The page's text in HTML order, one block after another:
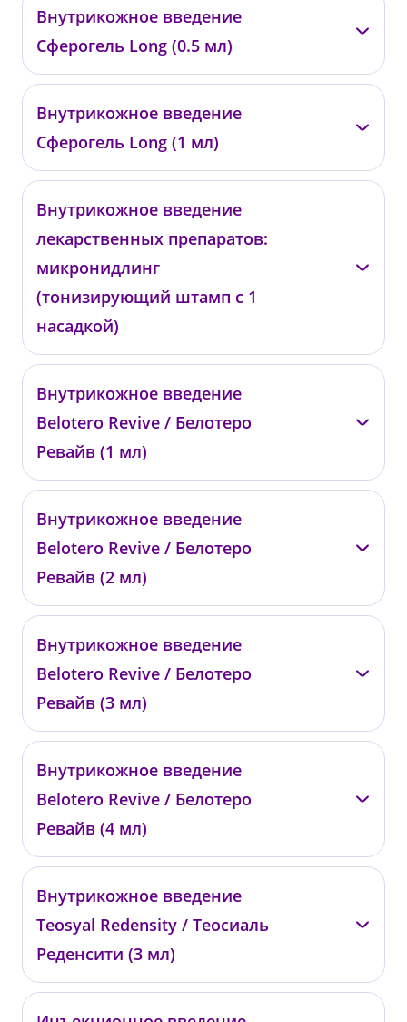
0485
от 10 400 ₽
Внутрикожное введение
Сферогель Long (0.5 мл)
0486
от 17 400 ₽
Внутрикожное введение
Сферогель Long (1 мл)
0487
от 31 000 ₽
Внутрикожное введение
лекарственных препаратов:
микронидлинг
(тонизирующий штамп с 1
насадкой)
0687
от 25 000 ₽
Внутрикожное введение
Belotero Revive / Белотеро
Ревайв (1 мл)
0743
от 18 200 ₽
Внутрикожное введение
Belotero Revive / Белотеро
Ревайв (2 мл)
0744
от 34 000 ₽
Внутрикожное введение
Belotero Revive / Белотеро
Ревайв (3 мл)
0745
от 52 000 ₽
Внутрикожное введение
Belotero Revive / Белотеро
Ревайв (4 мл)
0746
от 68 000 ₽
Внутрикожное введение
Teosyal Redensity / Теосиаль
Реденсити (3 мл)